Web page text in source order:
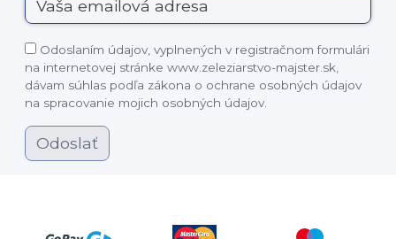
Odoslaním údajov, vyplnených v registračnom formulári
na internetovej stránke www.zeleziarstvo-majster.sk,
dávam súhlas podľa zákona o ochrane osobných údajov
na spracovanie mojich osobných údajov.
Odoslať